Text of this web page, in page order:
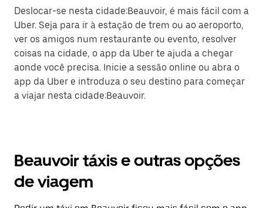
Deslocar-se nesta cidade:Beauvoir, é mais fácil com a
Uber. Seja para ir à estação de trem ou ao aeroporto,
ver os amigos num restaurante ou evento, resolver
coisas na cidade, o app da Uber te ajuda a chegar
aonde você precisa. Inicie a sessão online ou abra o
app da Uber e introduza o seu destino para começar
a viajar nesta cidade:Beauvoir.
Beauvoir táxis e outras opções
de viagem